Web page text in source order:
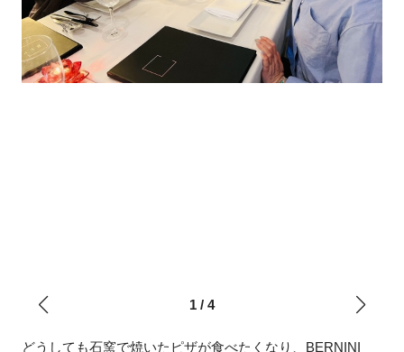
1/ 4
どうしても石窯で焼いたピザが食べたくなり、BERNINI